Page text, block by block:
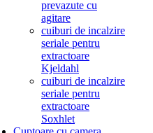
prevazute cu
agitare
cuiburi de incalzire
seriale pentru
extractoare
Kjeldahl
cuiburi de incalzire
seriale pentru
extractoare
Soxhlet